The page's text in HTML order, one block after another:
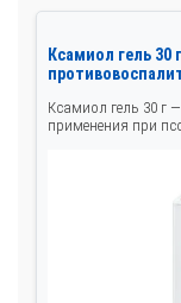
Ксамиол гель 30
Ксамиол гель 30 г
применения при